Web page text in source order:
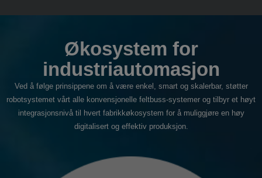
Økosystem for
industriautomasjon
Ved å følge prinsippene om å være enkel, smart og skalerbar, støtter
robotsystemet vårt alle konvensjonelle feltbuss-systemer og tilbyr et høyt
integrasjonsnivå til hvert fabrikkøkosystem for å muliggjøre en høy
digitalisert og effektiv produksjon.